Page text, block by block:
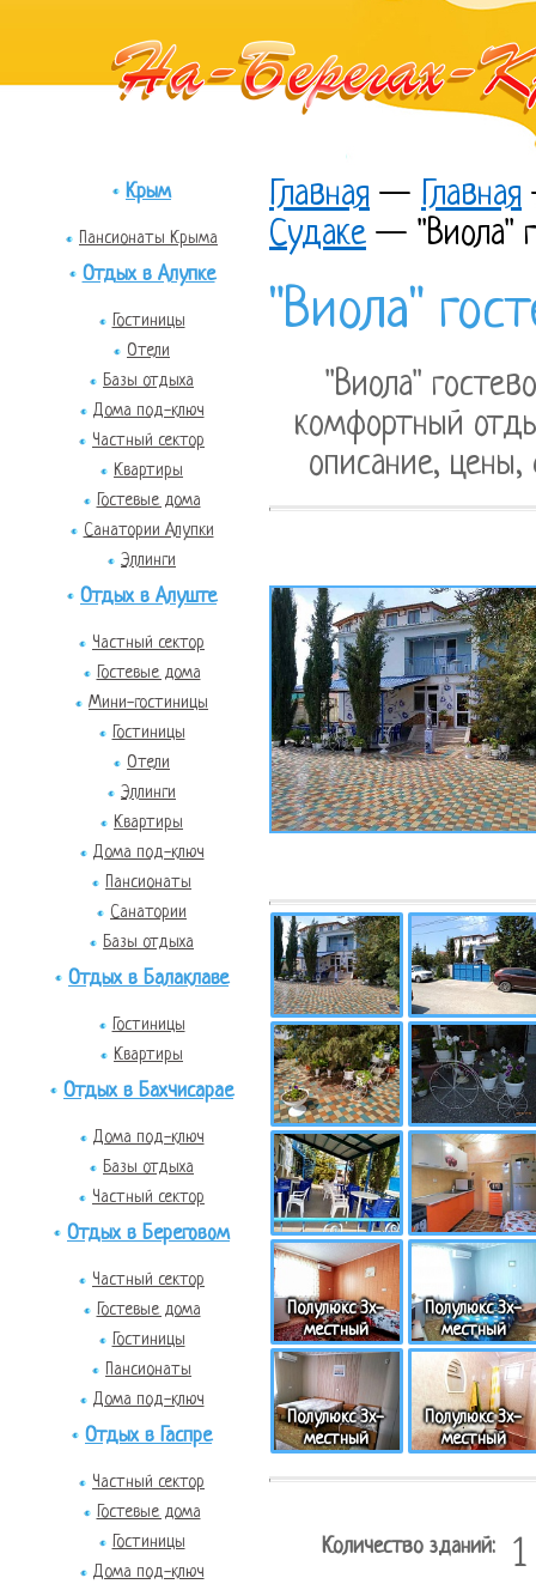
Крым
Пансионаты Крыма
Отдых в Алупке
Гостиницы
Отели
Базы отдыха
Дома под-ключ
Частный сектор
Квартиры
Гостевые дома
Санатории Алупки
Эллинги
Отдых в Алуште
Частный сектор
Гостевые дома
Мини-гостиницы
Гостиницы
Отели
Эллинги
Квартиры
Дома под-ключ
Пансионаты
Санатории
Базы отдыха
Отдых в Балаклаве
Гостиницы
Квартиры
Отдых в Бахчисарае
Дома под-ключ
Базы отдыха
Частный сектор
Отдых в Береговом
Частный сектор
Гостевые дома
Гостиницы
Пансионаты
Дома под-ключ
Отдых в Гаспре
Частный сектор
Гостевые дома
Гостиницы
Дома под-ключ
Главная — Главная
Судаке — "Виола"
"Виола"
"Виола"
комфортный
описание,
Полулюкс 3х-
местный
Полулюкс 3х-
местный
Полулюкс 3х-
местный
Полулюкс 3х-
местный
Количество зданий: 1